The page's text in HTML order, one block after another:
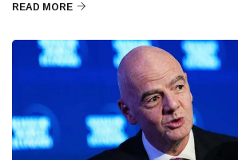
READ MORE